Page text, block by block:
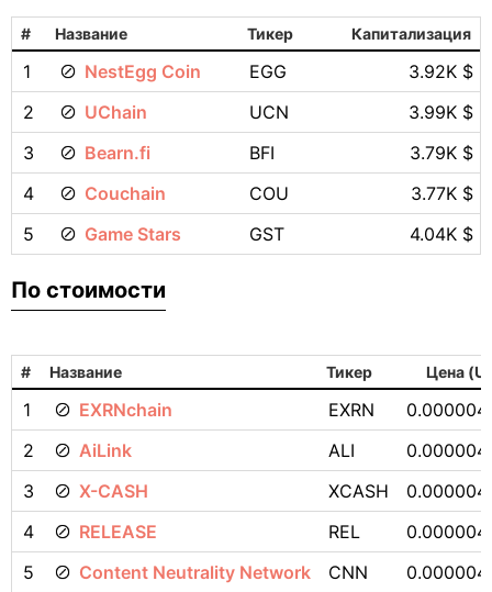
# Название Тикер Капитализация
1 NestEgg Coin EGG
3.92K $
2
UChain UCN
3.99K $
3
Bearn.fi BFI
3.79K $
4
Couchain COU
3.77K $
5
Game Stars GST 4.04K $
По стоимости
# Название Тикер Цена
1 EXRNchain EXRN
2
AiLink ALI
3
X-CASH XCASH
4
RELEASE REL
5
Content Neutrality Network CNN